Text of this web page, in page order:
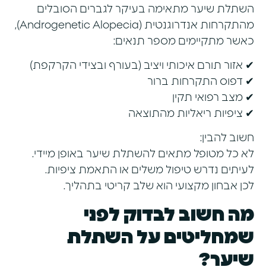
השתלת שיער מתאימה בעיקר לגברים הסובלים
מהתקרחות אנדרוגנטית (Androgenetic Alopecia),
כאשר מתקיימים מספר תנאים:
✔ אזור תורם איכותי ויציב (בעורף ובצידי הקרקפת)
✔ דפוס התקרחות ברור
✔ מצב רפואי תקין
✔ ציפיות ריאליות מהתוצאה
חשוב להבין:
לא כל מטופל מתאים להשתלת שיער באופן מיידי.
לעיתים נדרש טיפול משלים או התאמת ציפיות.
לכן אבחון מקצועי הוא שלב קריטי בתהליך.
מה חשוב לבדוק לפני
שמחליטים על השתלת
שיער?